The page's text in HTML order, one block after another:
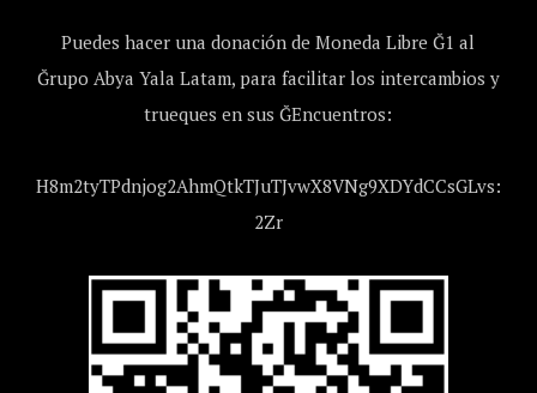
Puedes hacer una donación de Moneda Libre Ğ1 al
Ğrupo Abya Yala Latam, para facilitar los intercambios y
trueques en sus ĞEncuentros:
H8m2tyTPdnjog2AhmQtkTJuTJvwX8VNg9XDYdCCsGLvs:
2Zr